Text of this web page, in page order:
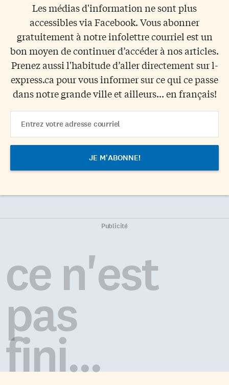
Les médias d'information ne sont plus
accessibles via Facebook. Vous abonner
gratuitement à notre infolettre courriel est un
bon moyen de continuer d’accéder à nos articles.
Prenez aussi l'habitude d’aller directement sur l-
express.ca pour vous informer sur ce qui ce passe
dans notre grande ville et ailleurs... en français!
Address
Publicité
ce n'est
pas
fini...